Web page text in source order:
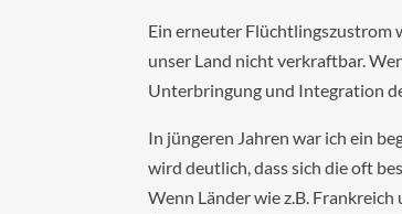
Ein erneuter Flüchtlingszustrom
unser Land nicht verkraftbar.
Unterbringung und Integration
In jüngeren Jahren war ich ein
wird deutlich, dass sich die oft
Wenn Länder wie z.B.